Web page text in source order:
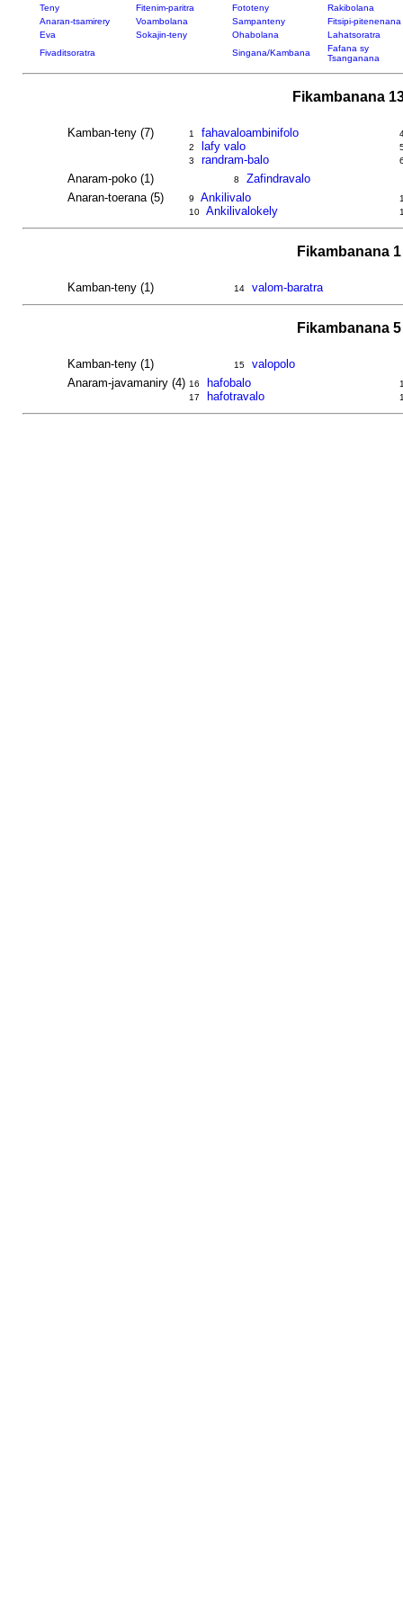
Teny Fitenim-paritra Fototeny
Rakibolana
Anaran-tsamirery
Voambolana Sampanteny
Fitsipi-pitenenana
Eva
Sokajin-teny Ohabolana
Lahatsoratra
Fivaditsoratra
Singana/Kambana
Fafana sy
Tsanganana
Fikambanana
Kamban-teny (7) 1 fahavaloambinifolo
2 lafy valo
3 randram-balo
Anaram-poko (1) 8
Zafindravalo
Anaran-toerana (5)
9 Ankilivalo
10 Ankilivalokely
Fikambanana
Kamban-teny (1) 14 valom-baratra
Fikambanana
Kamban-teny (1) 15
valopolo
Anaram-javamaniry (4) 16 hafobalo
17 hafotravalo